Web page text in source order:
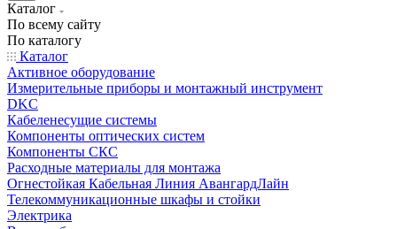
Каталог
По всему сайту
По каталогу
Каталог
Активное оборудование
Измерительные приборы и монтажный инструмент
DKC
Кабеленесущие системы
Компоненты оптических систем
Компоненты СКС
Расходные материалы для монтажа
Огнестойкая Кабельная Линия АвангардЛайн
Телекоммуникационные шкафы и стойки
Электрика